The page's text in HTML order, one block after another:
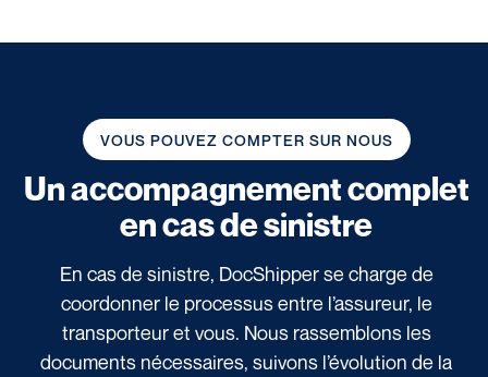
VOUS POUVEZ COMPTER SUR NOUS
Un accompagnement complet
en cas de sinistre
En cas de sinistre, DocShipper se charge de
coordonner le processus entre l’assureur, le
transporteur et vous. Nous rassemblons les
documents nécessaires, suivons l’évolution de la